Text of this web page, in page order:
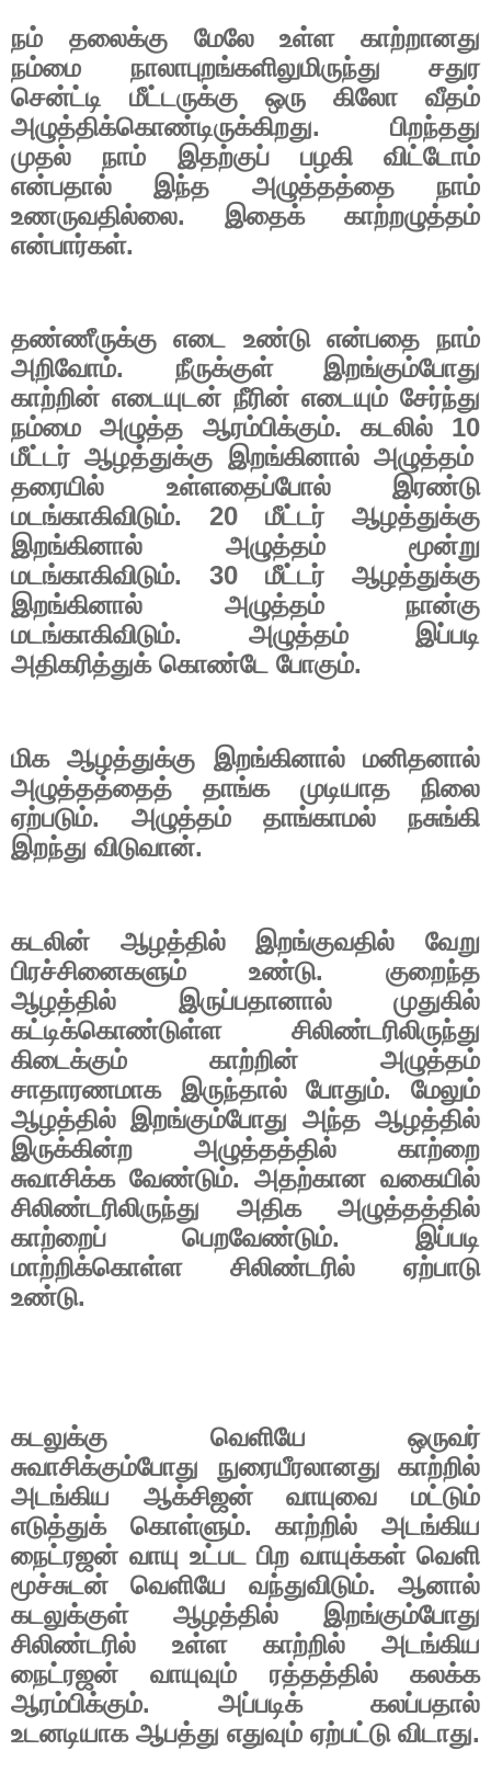
நம் தலைக்கு மேலே உள்ள காற்றானது
நம்மை நாலாபுறங்களிலுமிருந்து சதுர
சென்ட்டி மீட்டருக்கு ஒரு கிலோ வீதம்
அழுத்திக்கொண்டிருக்கிறது. பிறந்தது
முதல் நாம் இதற்குப் பழகி விட்டோம்
என்பதால் இந்த அழுத்தத்தை நாம்
உணருவதில்லை. இதைக் காற்றழுத்தம்
என்பார்கள்.
தண்ணீருக்கு எடை உண்டு என்பதை நாம்
அறிவோம். நீருக்குள் இறங்கும்போது
காற்றின் எடையுடன் நீரின் எடையும் சேர்ந்து
நம்மை அழுத்த ஆரம்பிக்கும். கடலில் 10
மீட்டர் ஆழத்துக்கு இறங்கினால் அழுத்தம்
தரையில் உள்ளதைப்போல் இரண்டு
மடங்காகிவிடும். 20 மீட்டர் ஆழத்துக்கு
இறங்கினால் அழுத்தம் மூன்று
மடங்காகிவிடும். 30 மீட்டர் ஆழத்துக்கு
இறங்கினால் அழுத்தம் நான்கு
மடங்காகிவிடும். அழுத்தம் இப்படி
அதிகரித்துக் கொண்டே போகும்.
மிக ஆழத்துக்கு இறங்கினால் மனிதனால்
அழுத்தத்தைத் தாங்க முடியாத நிலை
ஏற்படும். அழுத்தம் தாங்காமல் நசுங்கி
இறந்து விடுவான்.
கடலின் ஆழத்தில் இறங்குவதில் வேறு
பிரச்சினைகளும் உண்டு. குறைந்த
ஆழத்தில் இருப்பதானால் முதுகில்
கட்டிக்கொண்டுள்ள சிலிண்டரிலிருந்து
கிடைக்கும் காற்றின் அழுத்தம்
சாதாரணமாக இருந்தால் போதும். மேலும்
ஆழத்தில் இறங்கும்போது அந்த ஆழத்தில்
இருக்கின்ற அழுத்தத்தில் காற்றை
சுவாசிக்க வேண்டும். அதற்கான வகையில்
சிலிண்டரிலிருந்து அதிக அழுத்தத்தில்
காற்றைப் பெறவேண்டும். இப்படி
மாற்றிக்கொள்ள சிலிண்டரில் ஏற்பாடு
உண்டு.
கடலுக்கு வெளியே ஒருவர்
சுவாசிக்கும்போது நுரையீரலானது காற்றில்
அடங்கிய ஆக்சிஜன் வாயுவை மட்டும்
எடுத்துக் கொள்ளும். காற்றில் அடங்கிய
நைட்ரஜன் வாயு உட்பட பிற வாயுக்கள் வெளி
மூச்சுடன் வெளியே வந்துவிடும். ஆனால்
கடலுக்குள் ஆழத்தில் இறங்கும்போது
சிலிண்டரில் உள்ள காற்றில் அடங்கிய
நைட்ரஜன் வாயுவும் ரத்தத்தில் கலக்க
ஆரம்பிக்கும். அப்படிக் கலப்பதால்
உடனடியாக ஆபத்து எதுவும் ஏற்பட்டு விடாது.